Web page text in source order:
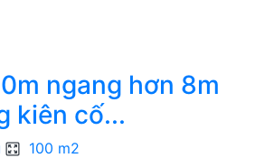
ngang hơn 8m
kiên cố...
100 m2